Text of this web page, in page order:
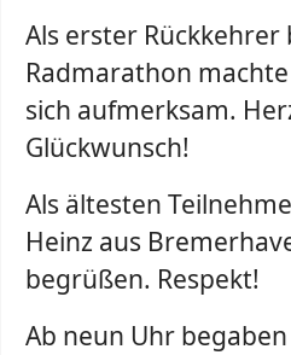
Als erster Rückkehrer
Radmarathon
sich aufmerksam.
Glückwunsch!
Als ältesten
Heinz aus
begrüßen. Respekt!
Ab neun Uhr begaben